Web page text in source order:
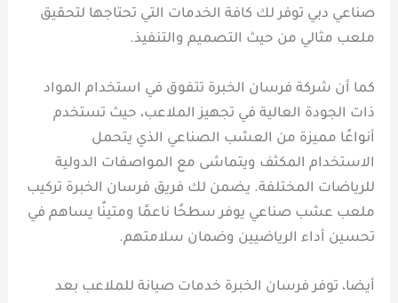
صناعي دبي توفر لك كافة الخدمات التي تحتاجها لتحقيق
ملعب مثالي من حيث التصميم والتنفيذ.
كما أن شركة فرسان الخبرة تتفوق في استخدام المواد
ذات الجودة العالية في تجهيز الملاعب، حيث تستخدم
أنواعًا مميزة من العشب الصناعي الذي يتحمل
الاستخدام المكثف ويتماشى مع المواصفات الدولية
للرياضات المختلفة. يضمن لك فريق فرسان الخبرة تركيب
ملعب عشب صناعي يوفر سطحًا ناعمًا ومتينًا يساهم في
تحسين أداء الرياضيين وضمان سلامتهم.
أيضا، توفر فرسان الخبرة خدمات صيانة للملاعب بعد